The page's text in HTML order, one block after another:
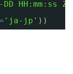
DD HH:mm:ss
'ja-jp' ))